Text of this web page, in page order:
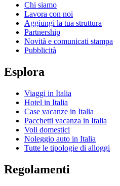
Chi siamo
Lavora con noi
Aggiungi la tua struttura
Partnership
Novità e comunicati stampa
Pubblicità
Esplora
Viaggi in Italia
Hotel in Italia
Case vacanze in Italia
Pacchetti vacanza in Italia
Voli domestici
Noleggio auto in Italia
Tutte le tipologie di alloggi
Regolamenti